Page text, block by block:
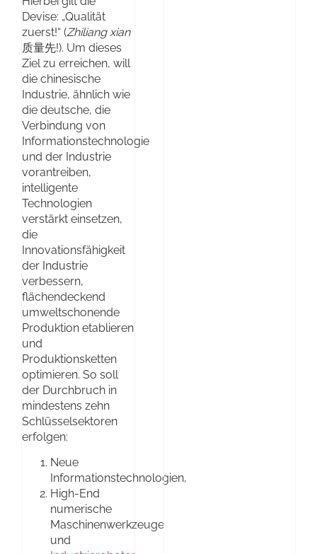
Devise: „Qualität
zuerst!“ (Zhiliang xian
质量先!). Um dieses
Ziel zu erreichen, will
die chinesische
Industrie, ähnlich wie
die deutsche, die
Verbindung von
Informationstechnologie
und der Industrie
vorantreiben,
intelligente
Technologien
verstärkt einsetzen,
die
Innovationsfähigkeit
der Industrie
verbessern,
flächendeckend
umweltschonende
Produktion etablieren
und
Produktionsketten
optimieren. So soll
der Durchbruch in
mindestens zehn
Schlüsselsektoren
erfolgen:
Neue
Informationstechnologien,
High-End
numerische
Maschinenwerkzeuge
und